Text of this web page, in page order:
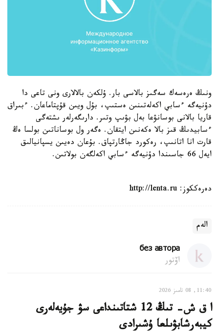
ونىڭ ەرەسەك سەگىز بالاسى بار. ۇلكەن بالالارى ونى تاعى دا
دۇنيەگە ءسابي اكەلەتىنىن ەستىپ، بۇل ويىن قۇپتاماعان. ءبىراق
قاريا بالانى بوسانۋعا بەل بۋىپ وتىر. دارىگەرلەر ىشتەگى
ءسابيدىڭ قىز بالا ەكەنىن ايتقان. ەگەر ول بوساناتىن بولسا ەڭ
قارت انا اتانىپ، رەكورد جاڭارتپاق. بۇعان دەيىن يسپانيالىق
ايەل 66 جاسىندا دۇنيەگە ءسابي اكەلگەن بولاتىن.
دەرەككوز: http://lenta.ru
الەم
без автора
اۆتور
11:40, 08 تامىز 2026
ا ق ش- تىڭ 12 شتاتىنداعى سۋ جۇيەلەرى
كيبەرشابۋىلعا ۇشىرادى